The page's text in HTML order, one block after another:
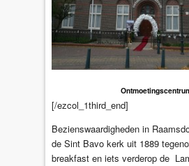
[/ezcol_1third_end]
Bezienswaardigheden in
de Sint Bavo kerk uit 1889
breakfast en iets verderop de